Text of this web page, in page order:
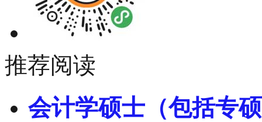
推荐阅读
会计学硕士（包括专